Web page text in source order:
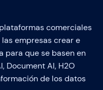
comerciales
empresas crear e
para que se basen en
Document AI, H2O
de los datos